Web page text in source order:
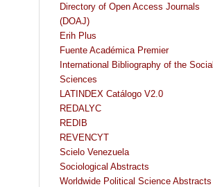
Directory of Open Access Journals
(DOAJ)
Erih Plus
Fuente Académica Premier
International Bibliography of the Social
Sciences
LATINDEX Catálogo V2.0
REDALYC
REDIB
REVENCYT
Scielo Venezuela
Sociological Abstracts
Worldwide Political Science Abstracts